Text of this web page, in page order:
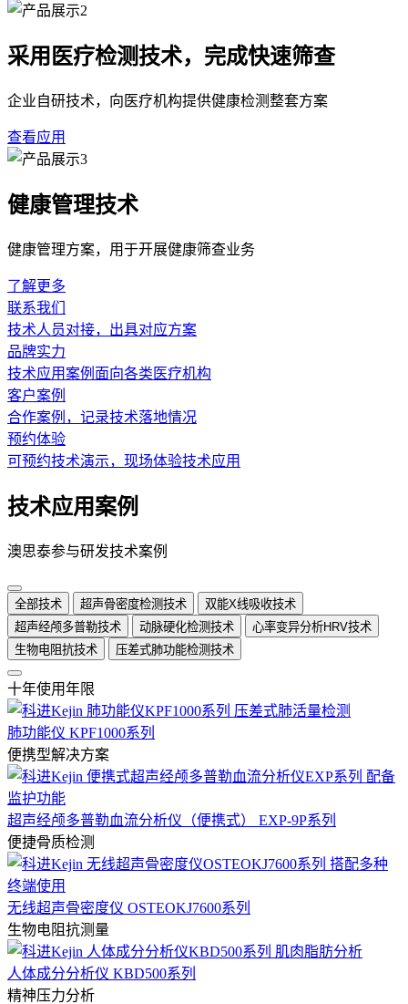
采用医疗检测技术，完成快速筛查
企业自研技术，向医疗机构提供健康检测整套方案
查看应用
健康管理技术
健康管理方案，用于开展健康筛查业务
了解更多
联系我们
技术人员对接，出具对应方案
品牌实力
技术应用案例面向各类医疗机构
客户案例
合作案例，记录技术落地情况
预约体验
可预约技术演示，现场体验技术应用
技术应用案例
澳思泰参与研发技术案例
全部技术 超声骨密度检测技术
双能X线吸收技术
超声经颅多普勒技术
动脉硬化检测技术
心率变异分析HRV技术
生物电阻抗技术
压差式肺功能检测技术
十年使用年限
肺功能仪 KPF1000系列
便携型解决方案
超声经颅多普勒血流分析仪（便携式） EXP-9P系列
便捷骨质检测
无线超声骨密度仪 OSTEOKJ7600系列
生物电阻抗测量
人体成分分析仪 KBD500系列
精神压力分析